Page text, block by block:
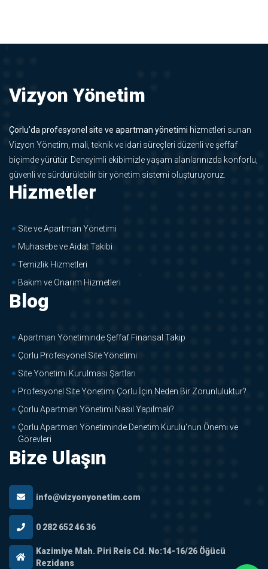
Vizyon Yönetim
Çorlu’da profesyonel site ve apartman yönetimi hizmetleri sunan
Vizyon Yönetim, mali, teknik ve idari süreçleri düzenli ve şeffaf
biçimde yürütür. Deneyimli ekibimizle yaşam alanlarınızda konforlu,
güvenli ve sürdürülebilir bir yönetim sistemi oluşturuyoruz.
Hizmetler
Site ve Apartman Yönetimi
Muhasebe ve Aidat Takibi
Temizlik Hizmetleri
Bakım ve Onarım Hizmetleri
Blog
Apartman Yönetiminde Şeffaf Finansal Takip
Çorlu Profesyonel Site Yönetimi
Site Yönetimi Kurulması Şartları
Profesyonel Site Yönetimi Çorlu İçin Neden Bir Zorunluluktur?
Çorlu Apartman Yönetimi Nasıl Yapılmalı?
Çorlu Apartman Yönetiminde Denetim Kurulu'nun Önemi ve
Görevleri
Bize Ulaşın
info@vizyonyonetim.com
0 282 652 46 36
Kazimiye Mah. Piri Reis Cd. No:14-16/26 Öğücü
Rezidans